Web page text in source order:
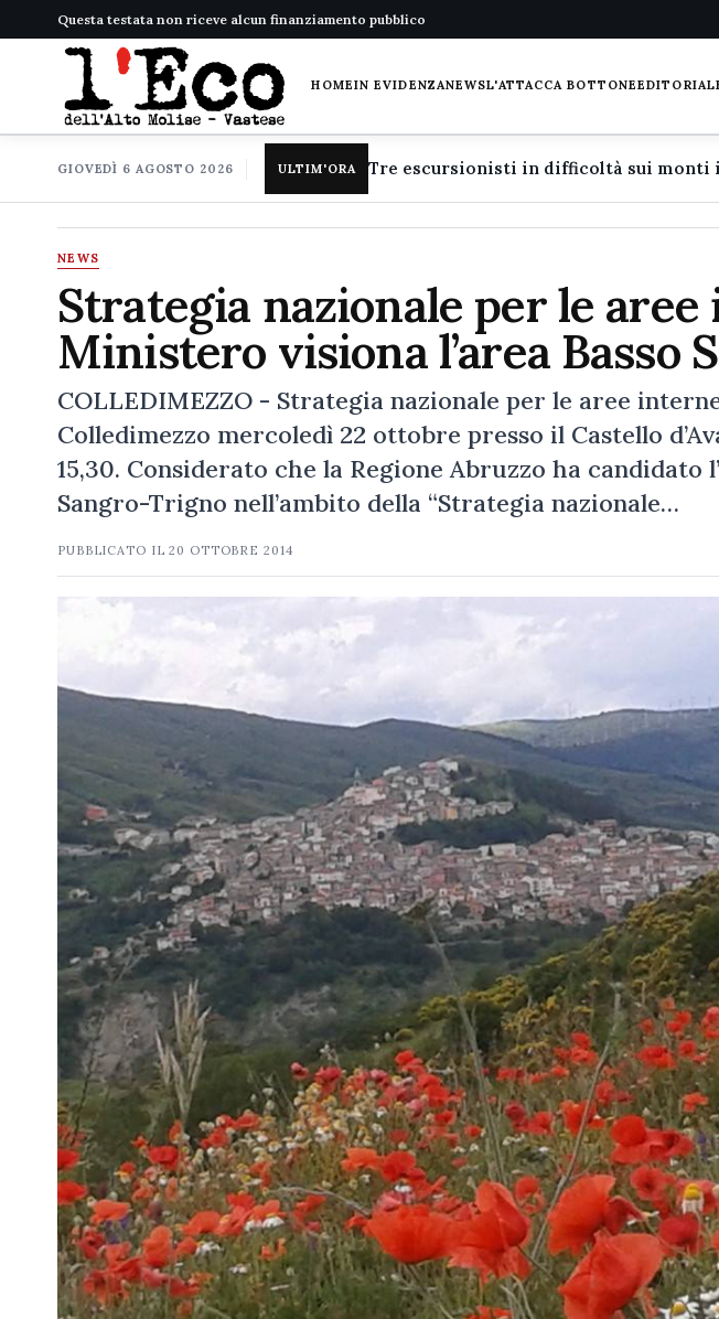
Questa testata non riceve alcun finanziamento pubblico
HOMEIN EVIDENZANEWSL'ATTACCA BOTTONE
GIOVEDÌ 6 AGOSTO 2026 ULTIM'ORA
NEWS
Strategia nazionale per le
Ministero visiona l’area Basso
COLLEDIMEZZO - Strategia nazionale per le aree
Colledimezzo mercoledì 22 ottobre presso il Castello
15,30. Considerato che la Regione Abruzzo ha candidato
Sangro-Trigno nell’ambito della “Strategia nazionale…
PUBBLICATO IL20 OTTOBRE 2014